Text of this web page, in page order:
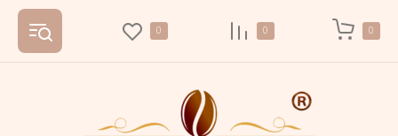
0 0 0